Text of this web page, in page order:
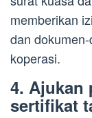
memberikan
dan
koperasi.
4. Ajukan
sertifikat